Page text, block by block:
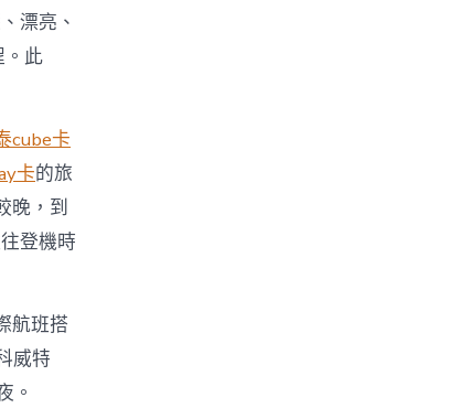
漂亮、
。此
cube卡
卡的旅
晚，到
登機時
航班搭
威特
。